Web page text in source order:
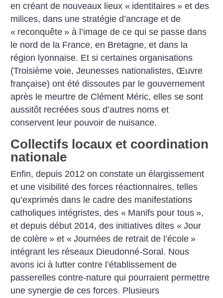
en créant de nouveaux lieux « identitaires » et des
milices, dans une stratégie d’ancrage et de
« reconquête » à l’image de ce qui se passe dans
le nord de la France, en Bretagne, et dans la
région lyonnaise. Et si certaines organisations
(Troisième voie, Jeunesses nationalistes, Œuvre
française) ont été dissoutes par le gouvernement
après le meurtre de Clément Méric, elles se sont
aussitôt recréées sous d’autres noms et
conservent leur pouvoir de nuisance.
Collectifs locaux et coordination
nationale
Enfin, depuis 2012 on constate un élargissement
et une visibilité des forces réactionnaires, telles
qu’exprimés dans le cadre des manifestations
catholiques intégristes, des « Manifs pour tous »,
et depuis début 2014, des initiatives dites « Jour
de colère » et « Journées de retrait de l’école »
intégrant les réseaux Dieudonné-Soral. Nous
avons ici à lutter contre l’établissement de
passerelles contre-nature qui pourraient permettre
une synergie de ces forces. Plusieurs